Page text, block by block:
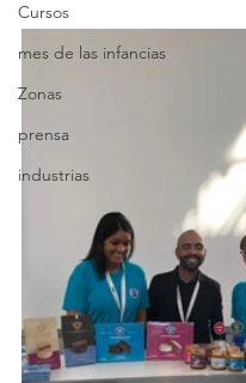
Cursos
mes de las infancias
Zonas
prensa
industrias